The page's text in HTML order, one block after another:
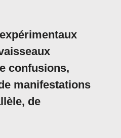
confusions,
manifestations
de